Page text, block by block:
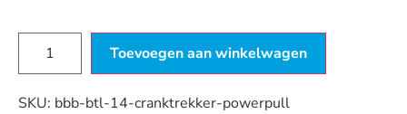
Toevoegen aan winkelwagen
SKU: bbb-btl-14-cranktrekker-powerpull